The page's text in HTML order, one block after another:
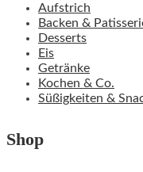
Aufstrich
Backen &
Desserts
Eis
Getränke
Kochen & Co.
Süßigkeiten &
Shop